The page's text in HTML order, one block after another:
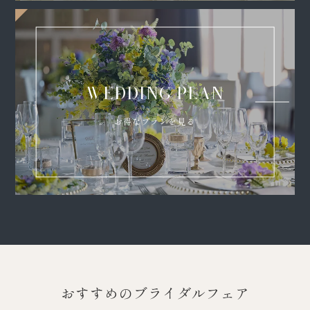
WEDDING PLAN
お得なプランを見る
おすすめのブライダルフェア